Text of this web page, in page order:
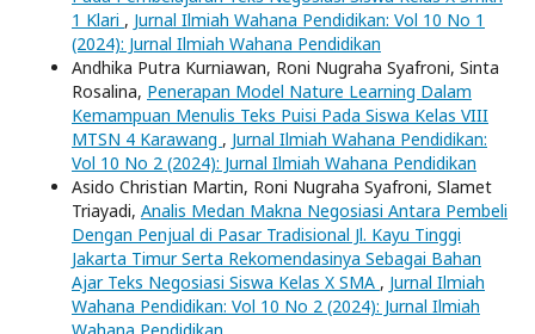
1 Klari , Jurnal Ilmiah Wahana Pendidikan: Vol 10 No 1
(2024): Jurnal Ilmiah Wahana Pendidikan
Andhika Putra Kurniawan, Roni Nugraha Syafroni, Sinta
Rosalina, Penerapan Model Nature Learning Dalam
Kemampuan Menulis Teks Puisi Pada Siswa Kelas VIII
MTSN 4 Karawang , Jurnal Ilmiah Wahana Pendidikan:
Vol 10 No 2 (2024): Jurnal Ilmiah Wahana Pendidikan
Asido Christian Martin, Roni Nugraha Syafroni, Slamet
Triayadi, Analis Medan Makna Negosiasi Antara Pembeli
Dengan Penjual di Pasar Tradisional Jl. Kayu Tinggi
Jakarta Timur Serta Rekomendasinya Sebagai Bahan
Ajar Teks Negosiasi Siswa Kelas X SMA , Jurnal Ilmiah
Wahana Pendidikan: Vol 10 No 2 (2024): Jurnal Ilmiah